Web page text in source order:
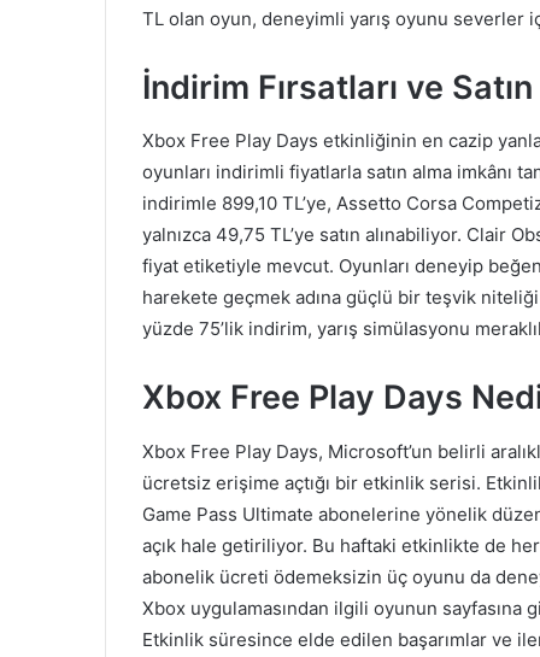
TL olan oyun, deneyimli yarış oyunu severler
İndirim Fırsatları ve
Xbox Free Play Days etkinliğinin en cazip
oyunları indirimli fiyatlarla satın alma imkânı
indirimle 899,10 TL’ye, Assetto Corsa
yalnızca 49,75 TL’ye satın alınabiliyor. Clair
fiyat etiketiyle mevcut. Oyunları deneyip
harekete geçmek adına güçlü bir teşvik
yüzde 75’lik indirim, yarış simülasyonu
Xbox Free Play Days
Xbox Free Play Days, Microsoft’un belirli
ücretsiz erişime açtığı bir etkinlik serisi.
Game Pass Ultimate abonelerine yönelik
açık hale getiriliyor. Bu haftaki etkinlikte de
abonelik ücreti ödemeksizin üç oyunu da
Xbox uygulamasından ilgili oyunun sayfasına
Etkinlik süresince elde edilen başarımlar ve